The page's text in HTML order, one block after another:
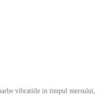
vibratiile in timpul mersului,